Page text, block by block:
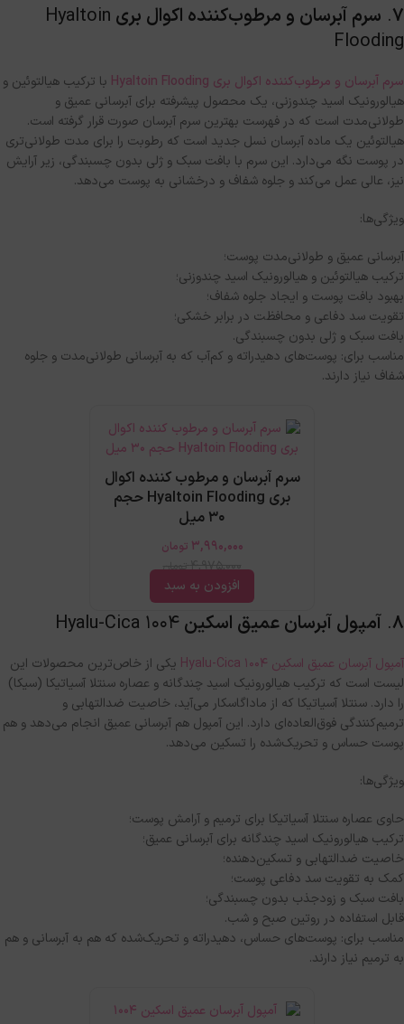
۷. سرم آبرسان و مرطوب‌کننده اکوال بری Hyaltoin
Flooding
سرم آبرسان و مرطوب‌کننده اکوال بری Hyaltoin Flooding
با ترکیب هیالتوئین و
هیالورونیک اسید چندوزنی، یک محصول پیشرفته برای آبرسانی عمیق و
طولانی‌مدت است که در فهرست بهترین سرم آبرسان صورت قرار گرفته است.
هیالتوئین یک ماده آبرسان نسل جدید است که رطوبت را برای مدت طولانی‌تری
در پوست نگه می‌دارد. این سرم با بافت سبک و ژلی بدون چسبندگی، زیر آرایش
نیز، عالی عمل می‌کند و جلوه شفاف و درخشانی به پوست می‌دهد.
ویژگی‌ها:
آبرسانی عمیق و طولانی‌مدت پوست؛
ترکیب هیالتوئین و هیالورونیک اسید چندوزنی؛
بهبود بافت پوست و ایجاد جلوه شفاف؛
تقویت سد دفاعی و محافظت در برابر خشکی؛
بافت سبک و ژلی بدون چسبندگی.
مناسب برای: پوست‌های دهیدراته و کم‌آب که به آبرسانی طولانی‌مدت و جلوه
شفاف نیاز دارند.
سرم آبرسان و مرطوب کننده اکوال
بری Hyaltoin Flooding حجم
۳۰ میل
4,975,000 تومان
3,990,000 تومان
افزودن به سبد
۸. آمپول آبرسان عمیق اسکین 1004 Hyalu-Cica
آمپول آبرسان عمیق اسکین 1004 Hyalu-Cica
یکی از خاص‌ترین محصولات این
لیست است که ترکیب هیالورونیک اسید چندگانه و عصاره سنتلا آسیاتیکا (سیکا)
را دارد. سنتلا آسیاتیکا که از ماداگاسکار می‌آید، خاصیت ضدالتهابی و
ترمیم‌کنندگی فوق‌العاده‌ای دارد. این آمپول هم آبرسانی عمیق انجام می‌دهد و هم
پوست حساس و تحریک‌شده را تسکین می‌دهد.
ویژگی‌ها:
حاوی عصاره سنتلا آسیاتیکا برای ترمیم و آرامش پوست؛
ترکیب هیالورونیک اسید چندگانه برای آبرسانی عمیق؛
خاصیت ضدالتهابی و تسکین‌دهنده؛
کمک به تقویت سد دفاعی پوست؛
بافت سبک و زودجذب بدون چسبندگی؛
قابل استفاده در روتین صبح و شب.
مناسب برای: پوست‌های حساس، دهیدراته و تحریک‌شده که هم به آبرسانی و هم
به ترمیم نیاز دارند.